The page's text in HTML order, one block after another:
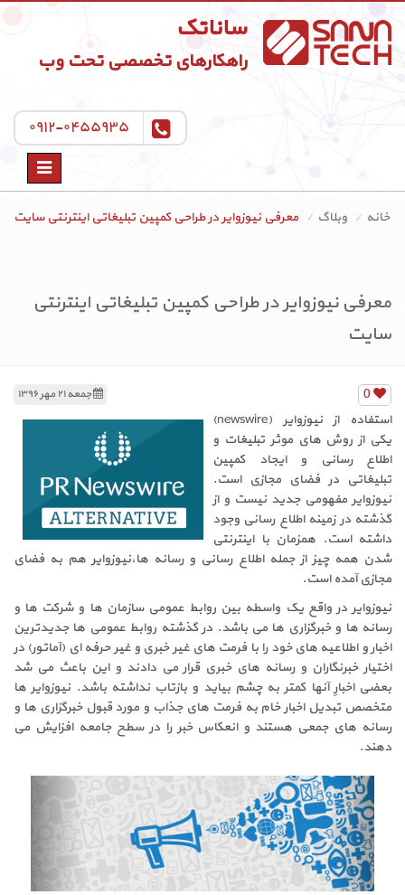
ساناتک
راهکارهای تخصصی تحت وب
۰۹۱۲-۰۴۵۵۹۳۵
Toggle
خانه
وبلاگ معرفی نیوزوایر در طراحی کمپین تبلیغاتی اینترنتی سایت
معرفی نیوزوایر در طراحی کمپین تبلیغاتی اینترنتی
سایت
جمعه ۲۱ مهر ۱۳۹۶
0
استفاده از نیوزوایر (newswire)
یکی از روش های موثر تبلیغات و
اطلاع رسانی و ایجاد کمپین
تبلیغاتی در فضای مجازی است.
نیوزوایر مفهومی جدید نیست و از
گذشته در زمینه اطلاع رسانی وجود
داشته است. همزمان با اینترنتی
شدن همه چیز از جمله اطلاع رسانی و رسانه ها،نیوزوایر هم به فضای
مجازی آمده است.
نیوزوایر در واقع یک واسطه بین روابط عمومی سازمان ها و شرکت ها و
رسانه ها و خبرگزاری ها می باشد. در گذشته روابط عمومی ها جدیدترین
اخبار و اطلاعیه های خود را با فرمت های غیر خبری و غیر حرفه ای (آماتور) در
اختیار خبرنگاران و رسانه های خبری قرار می دادند و این باعث می شد
بعضی اخبارِ آنها کمتر به چشم بیاید و بازتاب نداشته باشد. نیوزوایر ها
متخصص تبدیل اخبار خام به فرمت های جذاب و مورد قبول خبرگزاری ها و
رسانه های جمعی هستند و انعکاس خبر را در سطح جامعه افزایش می
دهند.